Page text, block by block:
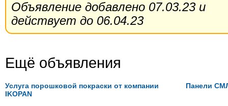
Объявление добавлено 07.03.23 и
действует до 06.04.23
Ещё объявления
Услуга порошковой покраски от компании
IKOPAN
Панели